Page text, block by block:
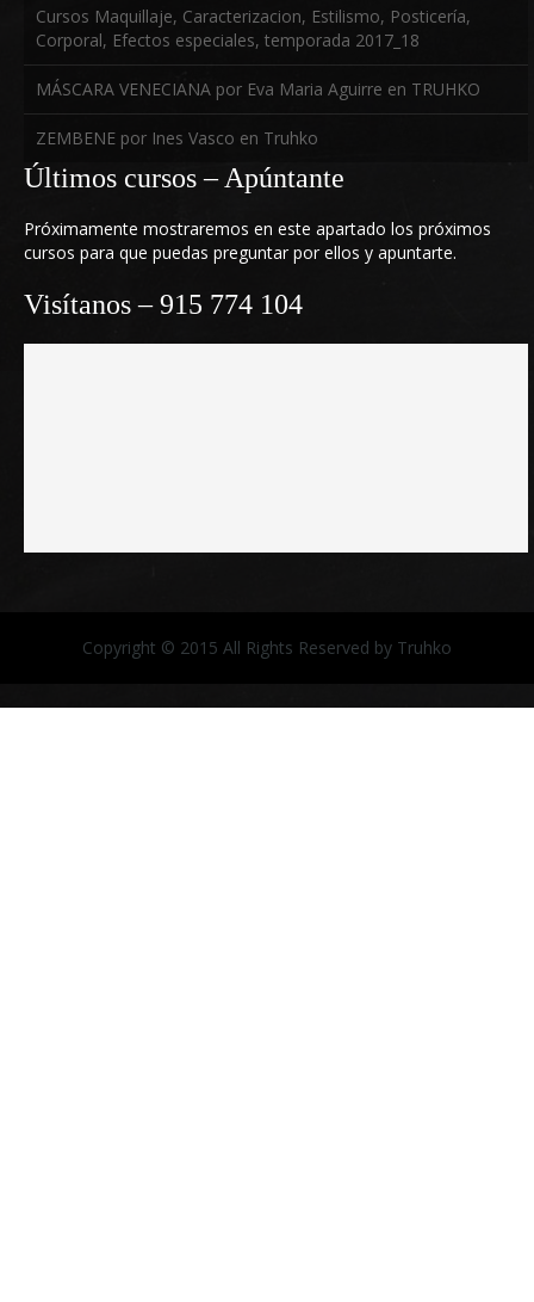
Cursos Maquillaje, Caracterizacion, Estilismo, Posticería,
Corporal, Efectos especiales, temporada 2017_18
MÁSCARA VENECIANA por Eva Maria Aguirre en TRUHKO
ZEMBENE por Ines Vasco en Truhko
Últimos cursos – Apúntante
Próximamente mostraremos en este apartado los próximos
cursos para que puedas preguntar por ellos y apuntarte.
Visítanos – 915 774 104
Copyright © 2015 All Rights Reserved by Truhko